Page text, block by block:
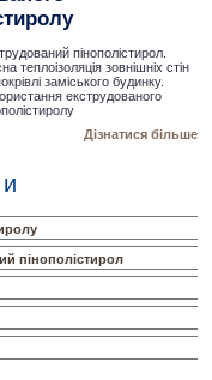
пінополістирол.
теплоізоляція зовнішніх стін
заміського будинку.
екструдованого
Дізнатися більше
пінополістирол